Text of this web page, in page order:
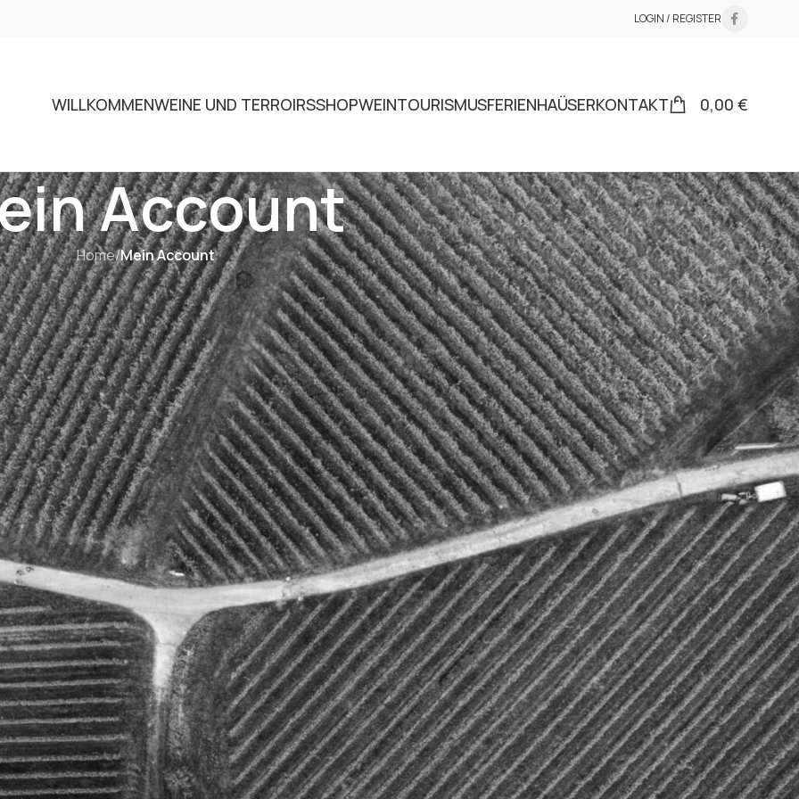
LOGIN / REGISTER
WILLKOMMENWEINE UND TERROIRSSHOPWEINTOURISMUSFERIENHAÜSERKONTAKT 0,00 €
Account
Home/Mein Account
au
Login
L’inscription à ce site vous permet d’accéder à votre statut et historique
de commande. Remplissez simplement les champs ci-dessous et nous
vous créerons un nouveau compte en un rien de temps. Nous vous
demanderons uniquement les informations nécessaires pour rendre le
processus d’achat plus rapide et plus facile.
ANMELDEN